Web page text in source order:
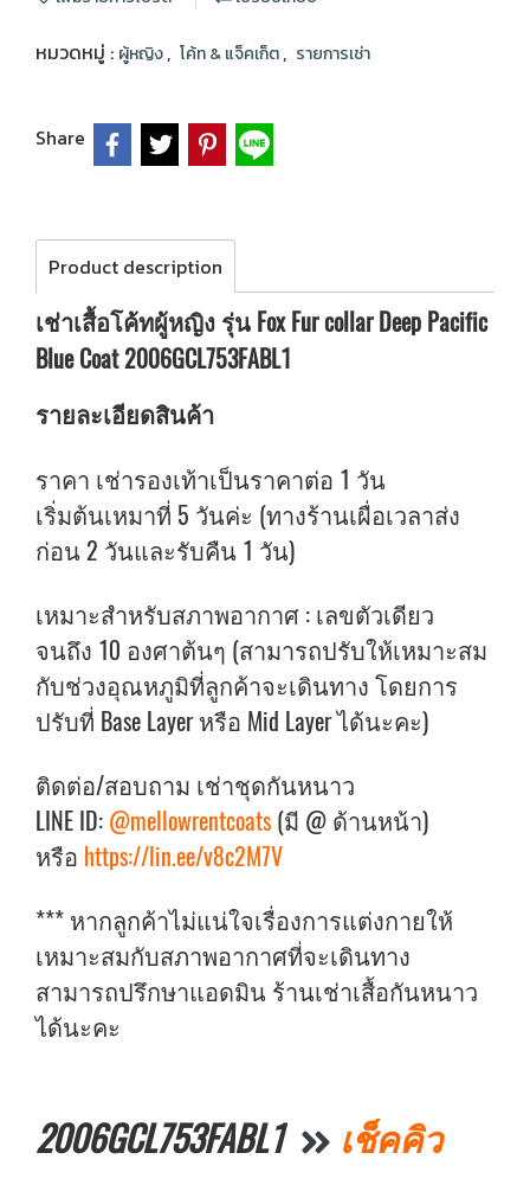
หมวดหมู่ : ผู้หญิง, โค้ท & แจ็คเก็ต, รายการเช่า
Share
Product description
เช่าเสื้อโค้ทผู้หญิง รุ่น Fox Fur collar Deep Pacific
Blue Coat 2006GCL753FABL1
รายละเอียดสินค้า
ราคา เช่ารองเท้าเป็นราคาต่อ 1 วัน
เริ่มต้นเหมาที่ 5 วันค่ะ (ทางร้านเผื่อเวลาส่ง
ก่อน 2 วันและรับคืน 1 วัน)
เหมาะสำหรับสภาพอากาศ : เลขตัวเดียว
จนถึง 10 องศาต้นๆ (สามารถปรับให้เหมาะสม
กับช่วงอุณหภูมิที่ลูกค้าจะเดินทาง โดยการ
ปรับที่ Base Layer หรือ Mid Layer ได้นะคะ)
ติดต่อ/สอบถาม เช่าชุดกันหนาว
LINE ID: @mellowrentcoats (มี @ ด้านหน้า)
หรือ https://lin.ee/v8c2M7V
*** หากลูกค้าไม่แน่ใจเรื่องการแต่งกายให้
เหมาะสมกับสภาพอากาศที่จะเดินทาง
สามารถปรึกษาแอดมิน ร้านเช่าเสื้อกันหนาว
ได้นะคะ
2006GCL753FABL1 เช็คคิว